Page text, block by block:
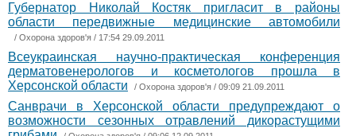
Губернатор Николай Костяк пригласит в районы
области передвижные медицинские автомобили
/ Охорона здоров'я / 17:54 29.09.2011
Всеукраинская научно-практическая конференция
дерматовенерологов и косметологов прошла в
Херсонской области
/ Охорона здоров'я / 09:09 21.09.2011
Санврачи в Херсонской области предупреждают о
возможности сезонных отравлений дикорастущими